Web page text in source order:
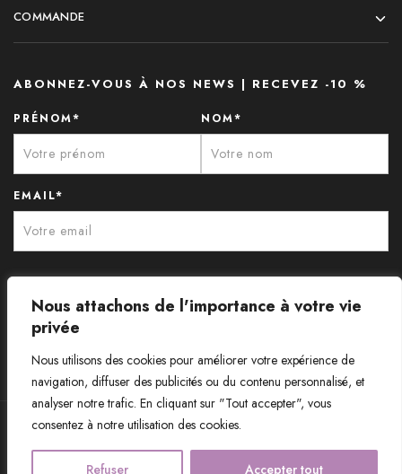
Nous attachons de l'importance à votre vie
privée
Nous utilisons des cookies pour améliorer votre expérience de
navigation, diffuser des publicités ou du contenu personnalisé, et
analyser notre trafic. En cliquant sur "Tout accepter", vous
consentez à notre utilisation des cookies.
Refuser Accepter tout
COMMANDE
ABONNEZ-VOUS À NOS NEWS | RECEVEZ -10 %
PRÉNOM* NOM*
EMAIL*
© Aux Caprices de Madeleine - Tous droits réservés.